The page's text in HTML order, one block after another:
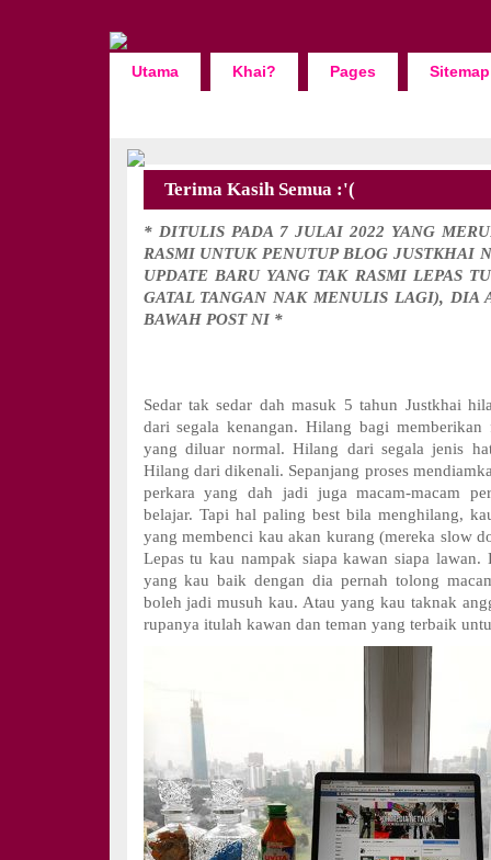
Utama Khai? Pages Sitemap
Terima Kasih Semua :'(
* DITULIS PADA 7 JULAI 2022 YANG
RASMI UNTUK PENUTUP BLOG JUSTKHAI
UPDATE BARU YANG TAK RASMI LEPAS
GATAL TANGAN NAK MENULIS LAGI), DIA
BAWAH POST NI *
Sedar tak sedar dah masuk 5 tahun Justkhai
dari segala kenangan. Hilang bagi memberikan
yang diluar normal. Hilang dari segala jenis
Hilang dari dikenali. Sepanjang proses
perkara yang dah jadi juga macam-macam
belajar. Tapi hal paling best bila menghilang,
yang membenci kau akan kurang (mereka slow
Lepas tu kau nampak siapa kawan siapa lawan.
yang kau baik dengan dia pernah tolong
boleh jadi musuh kau. Atau yang kau taknak
rupanya itulah kawan dan teman yang terbaik